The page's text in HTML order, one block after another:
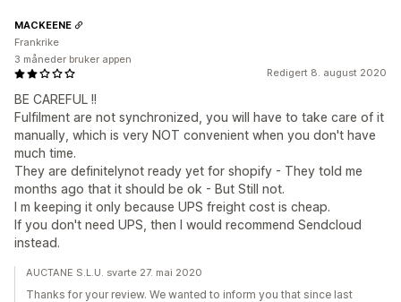
Redigert 8. august 2020
BE CAREFUL !!
Fulfilment are not synchronized, you will have to take care of it
manually, which is very NOT convenient when you don't have
much time.
They are definitelynot ready yet for shopify - They told me
months ago that it should be ok - But Still not.
I m keeping it only because UPS freight cost is cheap.
If you don't need UPS, then I would recommend Sendcloud
instead.
MACKEENE
Frankrike
3 måneder bruker appen
AUCTANE S.L.U. svarte 27. mai 2020
Thanks for your review. We wanted to inform you that since last